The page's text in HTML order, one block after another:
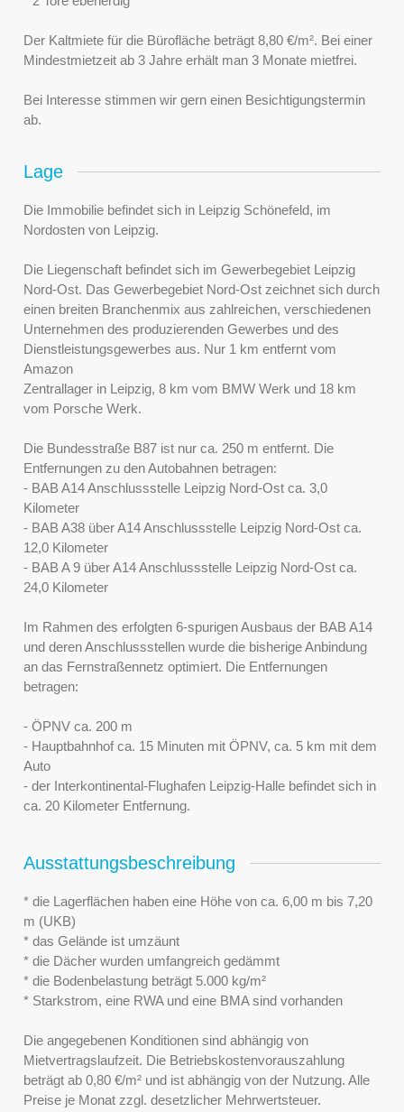
Der Kaltmiete für die Bürofläche beträgt 8,80 €/m². Bei einer
Mindestmietzeit ab 3 Jahre erhält man 3 Monate mietfrei.
Bei Interesse stimmen wir gern einen Besichtigungstermin
ab.
Lage
Die Immobilie befindet sich in Leipzig Schönefeld, im
Nordosten von Leipzig.
Die Liegenschaft befindet sich im Gewerbegebiet Leipzig
Nord-Ost. Das Gewerbegebiet Nord-Ost zeichnet sich durch
einen breiten Branchenmix aus zahlreichen, verschiedenen
Unternehmen des produzierenden Gewerbes und des
Dienstleistungsgewerbes aus. Nur 1 km entfernt vom
Amazon
Zentrallager in Leipzig, 8 km vom BMW Werk und 18 km
vom Porsche Werk.
Die Bundesstraße B87 ist nur ca. 250 m entfernt. Die
Entfernungen zu den Autobahnen betragen:
- BAB A14 Anschlussstelle Leipzig Nord-Ost ca. 3,0
Kilometer
- BAB A38 über A14 Anschlussstelle Leipzig Nord-Ost ca.
12,0 Kilometer
- BAB A 9 über A14 Anschlussstelle Leipzig Nord-Ost ca.
24,0 Kilometer
Im Rahmen des erfolgten 6-spurigen Ausbaus der BAB A14
und deren Anschlussstellen wurde die bisherige Anbindung
an das Fernstraßennetz optimiert. Die Entfernungen
betragen:
- ÖPNV ca. 200 m
- Hauptbahnhof ca. 15 Minuten mit ÖPNV, ca. 5 km mit dem
Auto
- der Interkontinental-Flughafen Leipzig-Halle befindet sich in
ca. 20 Kilometer Entfernung.
Ausstattungsbeschreibung
* die Lagerflächen haben eine Höhe von ca. 6,00 m bis 7,20
m (UKB)
* das Gelände ist umzäunt
* die Dächer wurden umfangreich gedämmt
* die Bodenbelastung beträgt 5.000 kg/m²
* Starkstrom, eine RWA und eine BMA sind vorhanden
Die angegebenen Konditionen sind abhängig von
Mietvertragslaufzeit. Die Betriebskostenvorauszahlung
beträgt ab 0,80 €/m² und ist abhängig von der Nutzung. Alle
Preise je Monat zzgl. desetzlicher Mehrwertsteuer.